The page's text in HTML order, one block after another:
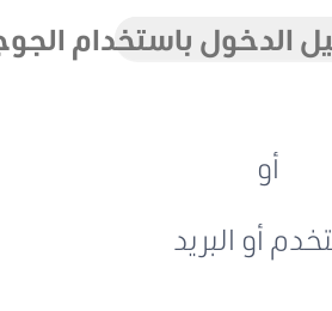
باستخدام الجوجل
أو البريد